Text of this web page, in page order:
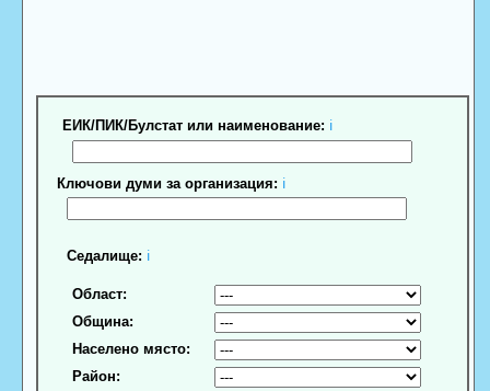
ЕИК/ПИК/Булстат или наименование: ℹ
Ключови думи за организация: ℹ
Седалище: ℹ
Област:
Община:
Населено място:
Район: